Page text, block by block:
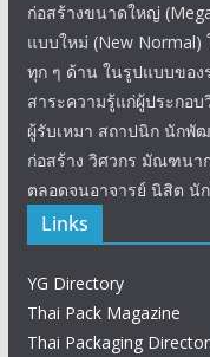
ก่อสร้างขนาดใหญ่
แบบใหม่ (New Normal)
ทุก ๆ ด้าน ในรูปแบบของ
สาระความรู้แก่ผู้ประกอ
ผู้รับเหมา สถาปนิก นักพั
ก่อสร้าง วิศวกร มัณฑนา
ตลอดจนอาจารย์ นิสิต นั
Links
YG Directory
Thai Pack Magazine
Thai Packaging